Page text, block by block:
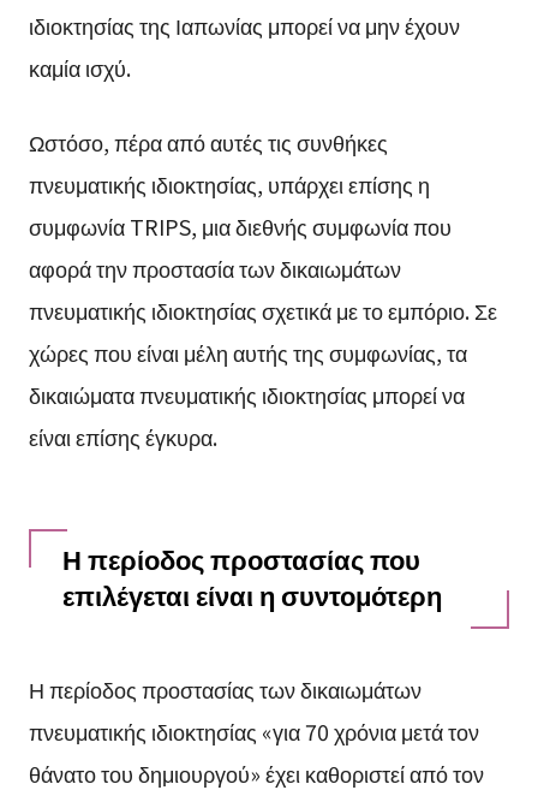
ιδιοκτησίας της Ιαπωνίας μπορεί να μην έχουν
καμία ισχύ.
Ωστόσο, πέρα από αυτές τις συνθήκες
πνευματικής ιδιοκτησίας, υπάρχει επίσης η
συμφωνία TRIPS, μια διεθνής συμφωνία που
αφορά την προστασία των δικαιωμάτων
πνευματικής ιδιοκτησίας σχετικά με το εμπόριο. Σε
χώρες που είναι μέλη αυτής της συμφωνίας, τα
δικαιώματα πνευματικής ιδιοκτησίας μπορεί να
είναι επίσης έγκυρα.
Η περίοδος προστασίας που
επιλέγεται είναι η συντομότερη
Η περίοδος προστασίας των δικαιωμάτων
πνευματικής ιδιοκτησίας «για 70 χρόνια μετά τον
θάνατο του δημιουργού» έχει καθοριστεί από τον